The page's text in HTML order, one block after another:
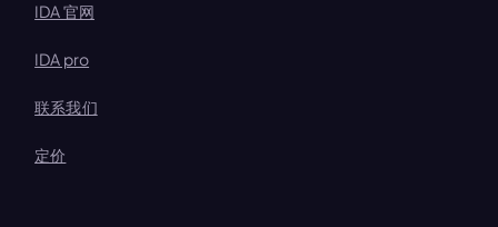
IDA 官网
IDA pro
联系我们
定价